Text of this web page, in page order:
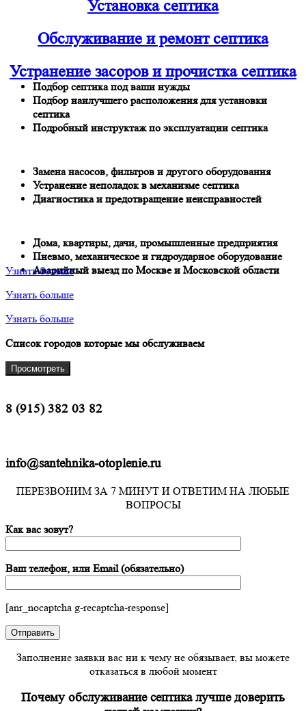
Установка септика
Обслуживание и ремонт септика
Устранение засоров и прочистка септика
Подбор септика под ваши нужды
Подбор наилучшего расположения для установки
септика
Подробный инструктаж по эксплуатации септика
Замена насосов, фильтров и другого оборудования
Устранение неполадок в механизме септика
Диагностика и предотвращение неисправностей
Дома, квартиры, дачи, промышленные предприятия
Пневмо, механическое и гидроударное оборудование
Аварийный выезд по Москве и Московской области
Узнать больше
Узнать больше
Узнать больше
Список городов которые мы обслуживаем
Просмотреть
8 (915) 382 03 82
info@santehnika-otoplenie.ru
ПЕРЕЗВОНИМ ЗА 7 МИНУТ И ОТВЕТИМ НА ЛЮБЫЕ
ВОПРОСЫ
Как вас зовут?
Ваш телефон, или Email (обязательно)
[anr_nocaptcha g-recaptcha-response]
Заполнение заявки вас ни к чему не обязывает, вы можете
отказаться в любой момент
Почему обслуживание септика лучше доверить